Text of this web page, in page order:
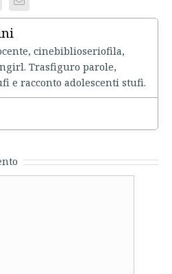
cinebiblioseriofila,
Trasfiguro parole,
e racconto adolescenti stufi.